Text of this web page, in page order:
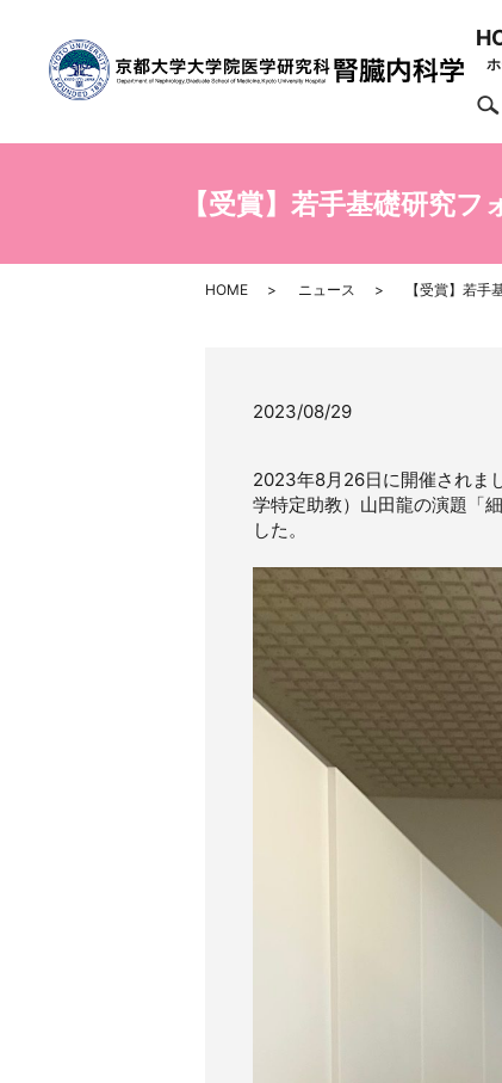
【受賞】若手基礎研究
HOME ニュース 【受賞】若
2023/08/29
2023年8月26日に開催されま
学特定助教）山田龍の演題「
した。